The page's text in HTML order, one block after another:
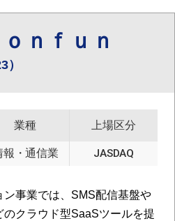
ｎｆｕｎ
）
業種
報・通信業
上場区分
JASDAQ
ン事業では、SMS配信基盤や
のクラウド型SaaSツールを提